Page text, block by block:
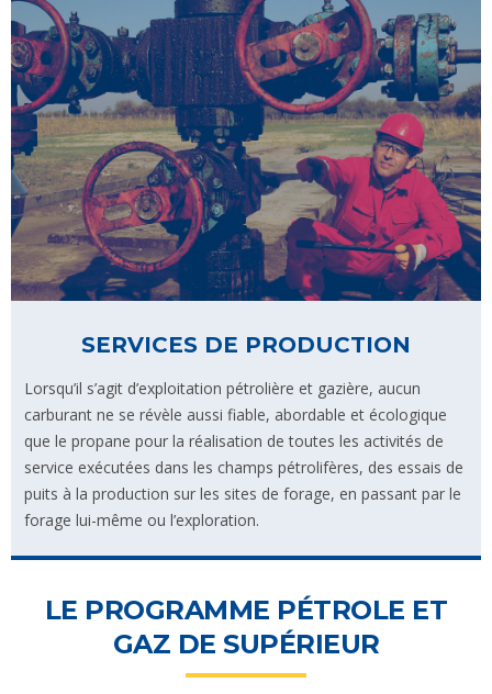
SERVICES DE PRODUCTION
Lorsqu’il s’agit d’exploitation pétrolière et gazière, aucun
carburant ne se révèle aussi fiable, abordable et écologique
que le propane pour la réalisation de toutes les activités de
service exécutées dans les champs pétrolifères, des essais de
puits à la production sur les sites de forage, en passant par le
forage lui-même ou l’exploration.
LE PROGRAMME PÉTROLE ET
GAZ DE SUPÉRIEUR